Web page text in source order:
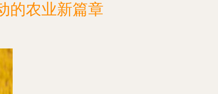
的农业新篇章